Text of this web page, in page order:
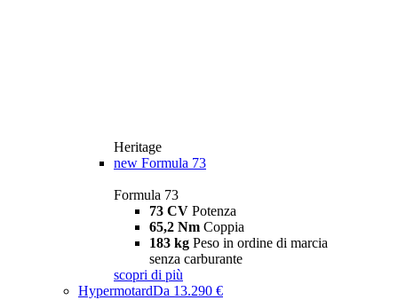
Heritage
new Formula 73
Formula 73
73 CV Potenza
65,2 Nm Coppia
183 kg Peso in ordine di marcia
senza carburante
scopri di più
HypermotardDa 13.290 €